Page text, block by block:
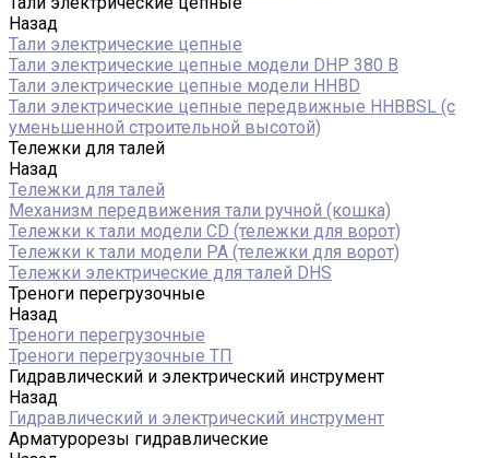
Назад
Тали электрические цепные
Тали электрические цепные модели DHP 380 В
Тали электрические цепные модели HHBD
Тали электрические цепные передвижные HHBBSL (с
уменьшенной строительной высотой)
Тележки для талей
Назад
Тележки для талей
Механизм передвижения тали ручной (кошка)
Тележки к тали модели CD (тележки для ворот)
Тележки к тали модели РА (тележки для ворот)
Тележки электрические для талей DHS
Треноги перегрузочные
Назад
Треноги перегрузочные
Треноги перегрузочные ТП
Гидравлический и электрический инструмент
Назад
Гидравлический и электрический инструмент
Арматурорезы гидравлические